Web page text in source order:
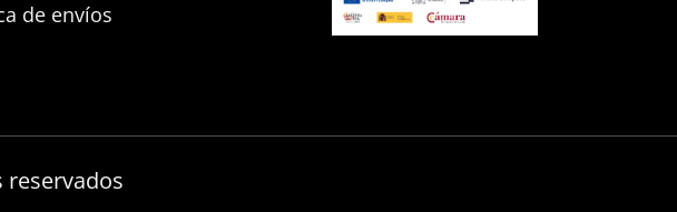
de envíos
reservados